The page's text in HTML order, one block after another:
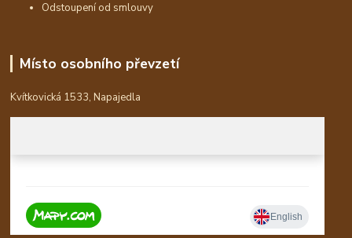
Odstoupení od smlouvy
Místo osobního převzetí
Kvítkovická 1533, Napajedla